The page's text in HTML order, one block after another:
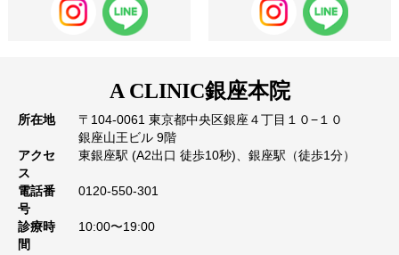
A CLINIC銀座本院
所在地
〒104-0061 東京都中央区銀座４丁目１０−１０
銀座山王ビル 9階
アクセ
ス
東銀座駅 (A2出口 徒歩10秒)、銀座駅（徒歩1分）
電話番
号
0120-550-301
診療時
間
10:00〜19:00